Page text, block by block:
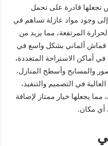
تجعلها قادرة على تحمل
إلى وجود مواد عازلة تساهم في
المرتفعة، مما يزيد من
قماش ألماني بشكل واسع في
أماكن الاستراحة المتعددة،
والمسابح وأسطح المنازل،
في التصميم والتنفيذ،
مما يجعلها خيار ممتاز لإضافة
أي مكان.